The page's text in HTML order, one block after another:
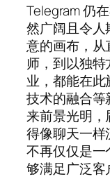
Telegram 仍
然广阔且令
意的画布，
师，到以独
业，都能在
技术的融合等
来前景光明
得像聊天一样
不再仅仅是
够满足广泛客